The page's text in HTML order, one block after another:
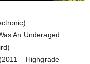
An Underaged
– Highgrade